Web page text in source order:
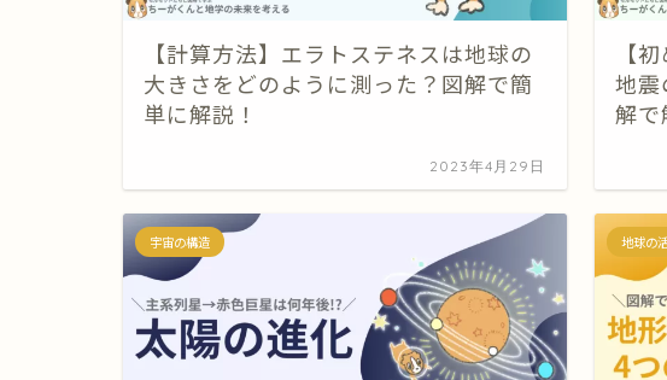
【計算方法】エラトステネスは地球の
大きさをどのように測った？図解で簡
単に解説！
2023年4月29日
【
地
解で
宇宙の構造 地球の